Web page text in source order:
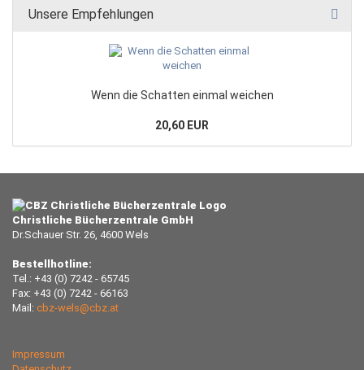
Unsere Empfehlungen
Wenn die Schatten einmal weichen
20,60 EUR
Christliche Bücherzentrale GmbH
Dr.Schauer Str. 26, 4600 Wels
Bestellhotline:
Tel.: +43 (0) 7242 - 65745
Fax: +43 (0) 7242 - 66163
Mail: cbz-wels@cbz.at
Impressum